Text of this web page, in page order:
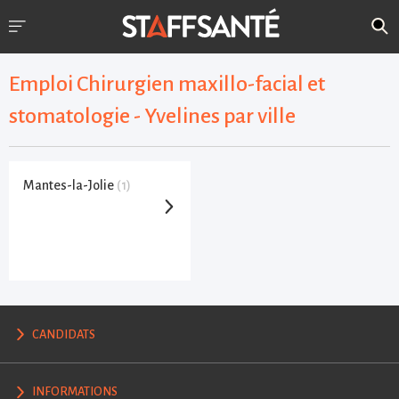
Emploi Chirurgien maxillo-facial et
stomatologie - Yvelines par ville
Mantes-la-Jolie (1)
CANDIDATS
INFORMATIONS